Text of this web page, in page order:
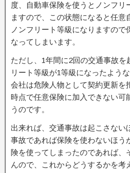
度、自動車保険を使うとノンフリ
ますので、この状態になると任意
ノンフリート等級になりますので
なってしまいます。
ただし、1年間に2回の交通事故を
リート等級が1等級になったよう
会社は危険人物として契約更新を
時点で任意保険に加入できない可
うのです。
出来れば、交通事故は起こさない
事故であれば保険を使わないほう
険を使ってしまったのであれば、
んので、これからどうするかを考